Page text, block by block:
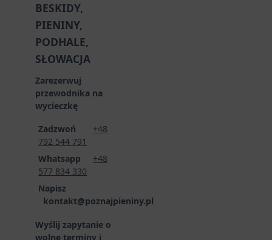
BESKIDY,
PIENINY,
PODHALE,
SŁOWACJA
Zarezerwuj
przewodnika na
wycieczkę
Zadzwoń +48
792 544 791
Whatsapp +48
577 834 330
Napisz
kontakt@poznajpieniny.pl
Wyślij zapytanie o
wolne terminy i